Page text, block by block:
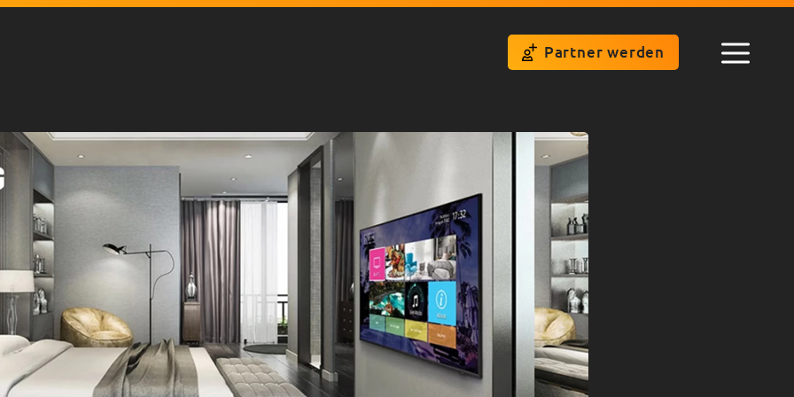
Partner werden Menü